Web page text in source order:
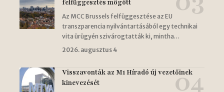
felfüggesztés mögött
Az MCC Brussels felfüggesztése az EU
transzparencia nyilvántartásából egy technikai
vita ürügyén szivárogtatták ki, mintha…
2026. augusztus 4
Visszavonták az M1 Híradó új vezetőinek
kinevezését